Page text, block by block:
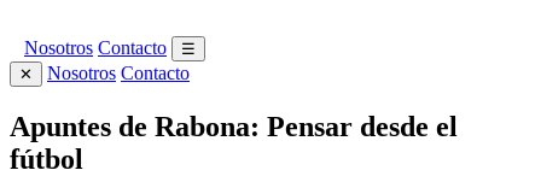
Nosotros Contacto
☰
✕
Nosotros Contacto
Apuntes de Rabona: Pensar desde el
fútbol